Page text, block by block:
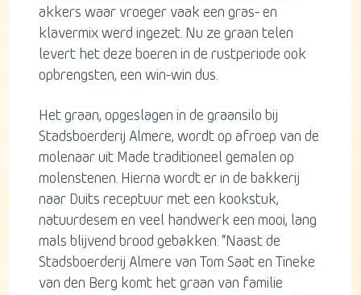
akkers waar vroeger vaak een gras- en
klavermix werd ingezet. Nu ze graan telen
levert het deze boeren in de rustperiode ook
opbrengsten, een win-win dus.
Het graan, opgeslagen in de graansilo bij
Stadsboerderij Almere, wordt op afroep van de
molenaar uit Made traditioneel gemalen op
molenstenen. Hierna wordt er in de bakkerij
naar Duits receptuur met een kookstuk,
natuurdesem en veel handwerk een mooi, lang
mals blijvend brood gebakken. “Naast de
Stadsboerderij Almere van Tom Saat en Tineke
van den Berg komt het graan van familie